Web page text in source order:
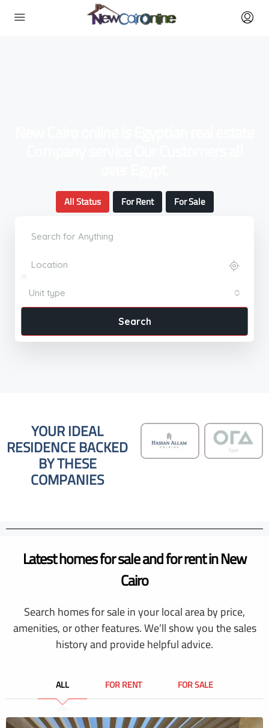
All Status For Rent For Sale
Unit type
Search
YOUR IDEAL
RESIDENCE BACKED
BY THESE
COMPANIES
Latest homes for sale and for rent in New
Cairo
Search homes for sale in your local area by price,
amenities, or other features. We’ll show you the sales
history and provide helpful advice.
ALL FOR RENT FOR SALE